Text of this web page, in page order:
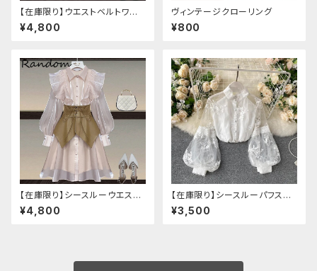
【在庫限り】ウエストベルトワン
ピースセットアップ（Mサイズ
¥4,800
ヴィンテージクローリング
¥800
【在庫限り】シースルーウエスト
ベルトワンピースセットアップ（ラ
イトピンク：Lサイズ
¥4,800
【在庫限り】シースルーパフスリ
ーブ刺繍ブラウス
¥3,500